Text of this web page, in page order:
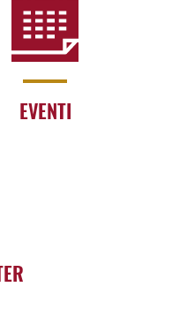
EVENTI